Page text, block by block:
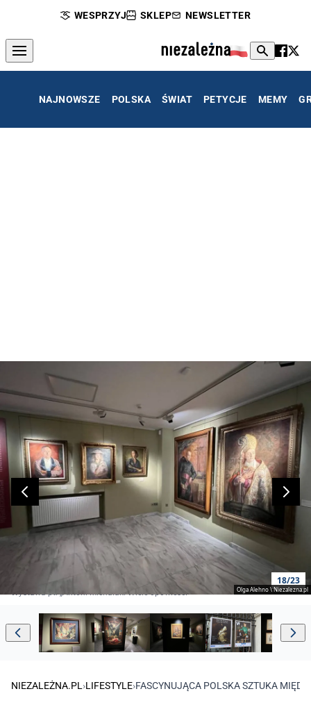
WESPRZYJ SKLEP NEWSLETTER
NAJNOWSZE POLSKA ŚWIAT PETYCJE MEMY
18/23
Olga Alehno \ Niezalezna.pl
Wystawa pt. „Antoni Michalak. Wiele opowieści”
NIEZALEŻNA.PL ›LIFESTYLE›FASCYNUJĄCA POLSKA SZTUKA